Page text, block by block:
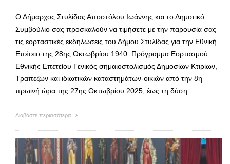
Ο Δήμαρχος Στυλίδας Αποστόλου Ιωάννης και το Δημοτικό
Συμβούλιο σας προσκαλούν να τιμήσετε με την παρουσία σας
τις εορταστικές εκδηλώσεις του Δήμου Στυλίδας για την Εθνική
Επέτειο της 28ης Οκτωβρίου 1940. Πρόγραμμα Εορτασμού
Εθνικής Επετείου Γενικός σημαιοστολισμός Δημοσίων Κτιρίων,
Τραπεζών και ιδιωτικών καταστημάτων-οικιών από την 8η
πρωινή ώρα της 27ης Οκτωβρίου 2025, έως τη δύση …
Διαβάστε περισσότερα